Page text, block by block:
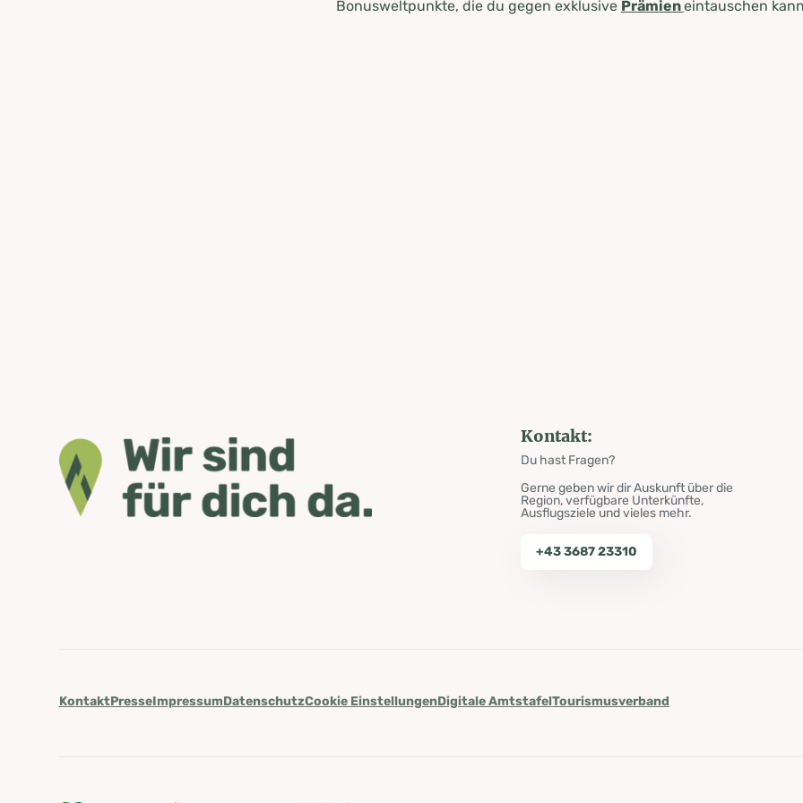
Bonusweltpunkte, die du gegen exklusive Prämieneintauschen
Kontakt:
Du hast Fragen?
Gerne geben wir dir Auskunft über die
Region, verfügbare Unterkünfte,
Ausflugsziele und vieles mehr.
+43 3687 23310
KontaktPresseImpressumDatenschutzCookie EinstellungenDigitale AmtstafelTourismusverband